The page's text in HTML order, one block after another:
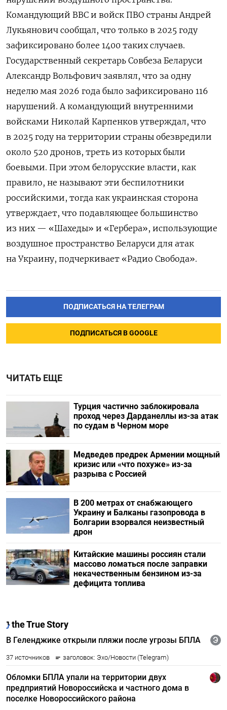
Командующий ВВС и войск ПВО страны Андрей
Лукьянович сообщал, что только в 2025 году
зафиксировано более 1400 таких случаев.
Государственный секретарь Совбеза Беларуси
Александр Вольфович заявлял, что за одну
неделю мая 2026 года было зафиксировано 116
нарушений. А командующий внутренними
войсками Николай Карпенков утверждал, что
в 2025 году на территории страны обезвредили
около 520 дронов, треть из которых были
боевыми. При этом белорусские власти, как
правило, не называют эти беспилотники
российскими, тогда как украинская сторона
утверждает, что подавляющее большинство
из них — «Шахеды» и «Гербера», использующие
воздушное пространство Беларуси для атак
на Украину, подчеркивает «Радио Свобода».
ПОДПИСАТЬСЯ НА ТЕЛЕГРАМ
ПОДПИСАТЬСЯ В GOOGLE
ЧИТАТЬ ЕЩЕ
Турция частично заблокировала
проход через Дарданеллы из-за атак
по судам в Черном море
Медведев предрек Армении мощный
кризис или «что похуже» из-за
разрыва с Россией
В 200 метрах от снабжающего
Украину и Балканы газопровода в
Болгарии взорвался неизвестный
дрон
Китайские машины россиян стали
массово ломаться после заправки
некачественным бензином из-за
дефицита топлива